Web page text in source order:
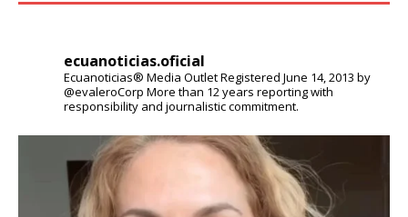
ecuanoticias.oficial
Ecuanoticias® Media OutletRegistered June 14, 2013 by
@evaleroCorp More than 12 years reporting with
responsibility and journalistic commitment.